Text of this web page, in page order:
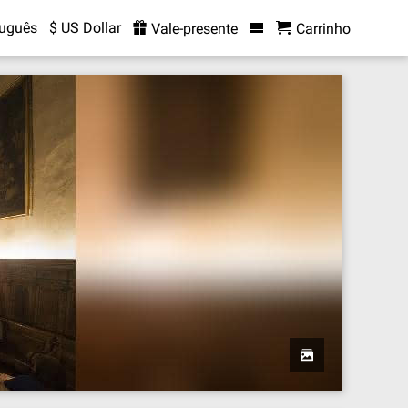
$ US Dollar Vale-presente Carrinho